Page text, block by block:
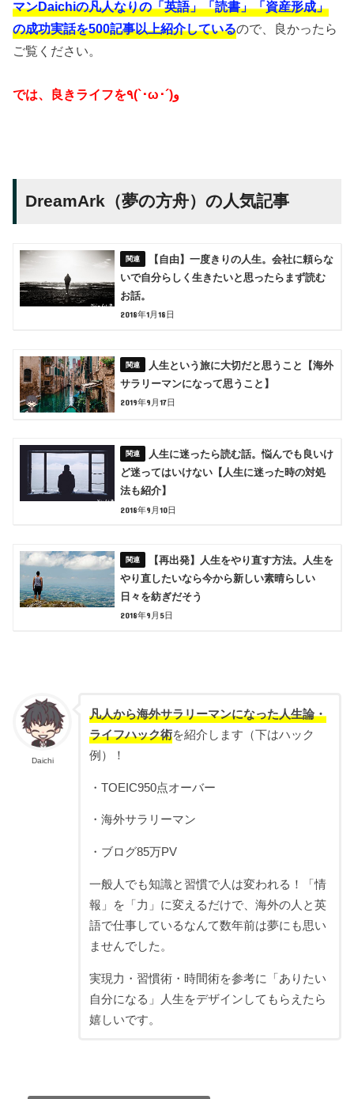
マンDaichiの凡人なりの「英語」「読書」「資産形成」
の成功実話を500記事以上紹介しているので、良かったら
ご覧ください。
では、良き ライフを٩(`･ω･´)و
DreamArk（夢の方舟）の人気記事
【自由】一度きりの人生。会社に頼らな
いで自分らしく生きたいと思ったらまず読む
お話。
2018年1月18日
人生という旅に大切だと思うこと【海外
サラリーマンになって思うこと】
2019年9月17日
人生に迷ったら読む話。悩んでも良いけ
ど迷ってはいけない【人生に迷った時の対処
法も紹介】
2018年9月10日
【再出発】人生をやり直す方法。人生を
やり直したいなら今から新しい素晴らしい
日々を紡ぎだそう
2018年9月5日
Daichi
凡人から海外サラリーマンになった人生論・
ライフハック術を紹介します（下はハック
例）！
・TOEIC950点オーバー
・海外サラリーマン
・ブログ85万PV
一般人でも知識と習慣で人は変われる！「情
報」を「力」に変えるだけで、海外の人と英
語で仕事しているなんて数年前は夢にも思い
ませんでした。
実現力・習慣術・時間術を参考に「ありたい
自分になる」人生をデザインしてもらえたら
嬉しいです。